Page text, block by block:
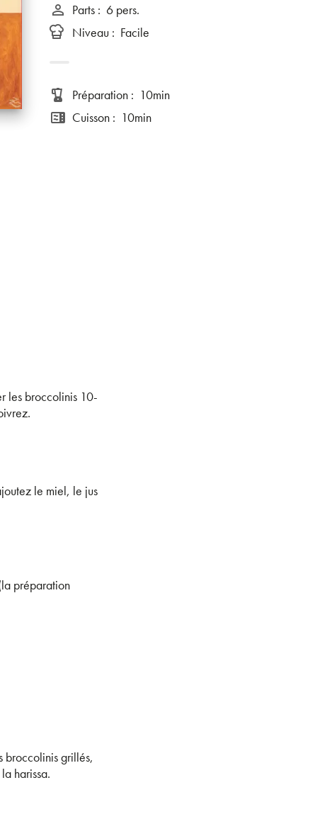
person_outline Parts: 6 pers.
Niveau: Facile
blender Préparation: 10min
microwave Cuisson: 10min
les broccolinis 10-
le miel, le jus
préparation
broccolinis grillés,
harissa.